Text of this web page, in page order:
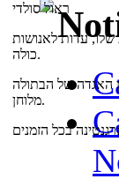
ראול סולדי
שלו, עדות לאנושות
כולה.
האגדה של הבתולה
מלוחן.